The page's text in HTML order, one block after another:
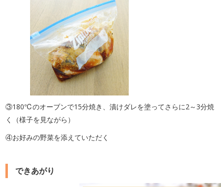
③180℃のオーブンで15分焼き、漬けダレを塗ってさらに2～3分焼
く（様子を見ながら）
④お好みの野菜を添えていただく
できあがり